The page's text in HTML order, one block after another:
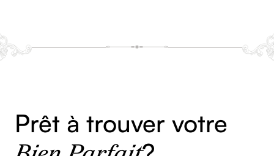
Prêt à trouver votre